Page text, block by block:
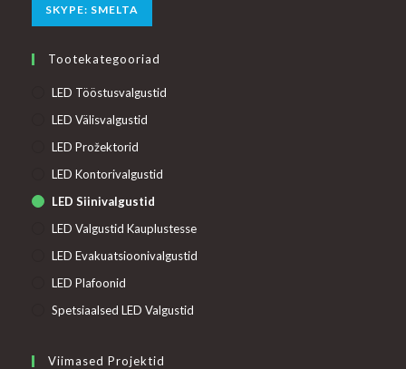
SKYPE: SMELTA
in
Tootekategooriad
LED Tööstusvalgustid
LED Välisvalgustid
LED Prožektorid
LED Kontorivalgustid
LED Siinivalgustid
LED Valgustid Kauplustesse
LED Evakuatsioonivalgustid
LED Plafoonid
Spetsiaalsed LED Valgustid
Viimased Projektid